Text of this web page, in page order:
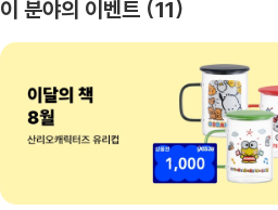
이 분야의 이벤트 11